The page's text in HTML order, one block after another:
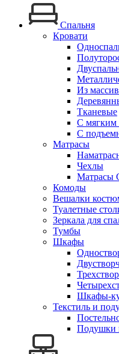
Спальня
Кровати
Из
Тканевые
С мягким
С
Матрасы
Чехлы
Матрасы
Комоды
Вешалки
Туалетные
Зеркала для
Тумбы
Шкафы
Шкафы-
Текстиль и
Подушки